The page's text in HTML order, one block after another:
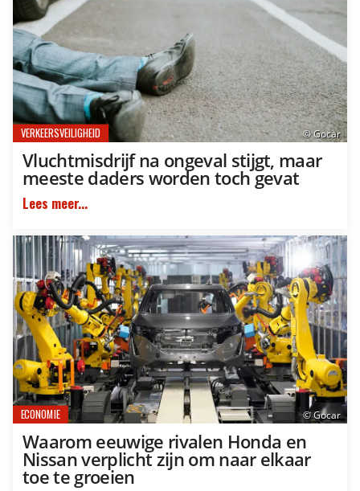
© Gocar
VERKEERSVEILIGHEID
Vluchtmisdrijf na ongeval stijgt, maar
meeste daders worden toch gevat
Lees meer...
© Gocar
ECONOMIE
Waarom eeuwige rivalen Honda en
Nissan verplicht zijn om naar elkaar
toe te groeien